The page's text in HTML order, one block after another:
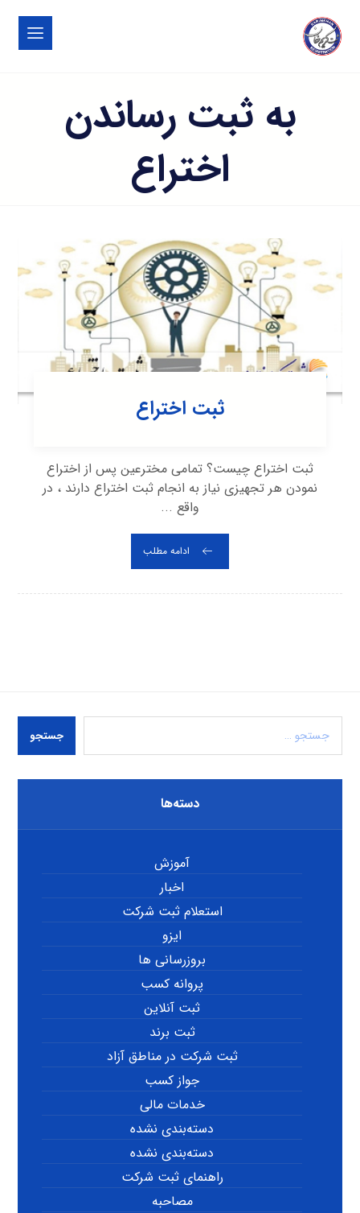
به ثبت رساندن
اختراع
ثبت اختراع
ثبت اختراع چیست؟ تمامی مخترعین پس از اختراع
نمودن هر تجهیزی نیاز به انجام ثبت اختراع دارند ، در
واقع ...
ادامه مطلب
جستجو
دسته‌ها
آموزش
اخبار
استعلام ثبت شرکت
ایزو
بروزرسانی ها
پروانه کسب
ثبت آنلاین
ثبت برند
ثبت شرکت در مناطق آزاد
جواز کسب
خدمات مالی
دسته‌بندی نشده
دسته‌بندی نشده
راهنمای ثبت شرکت
مصاحبه